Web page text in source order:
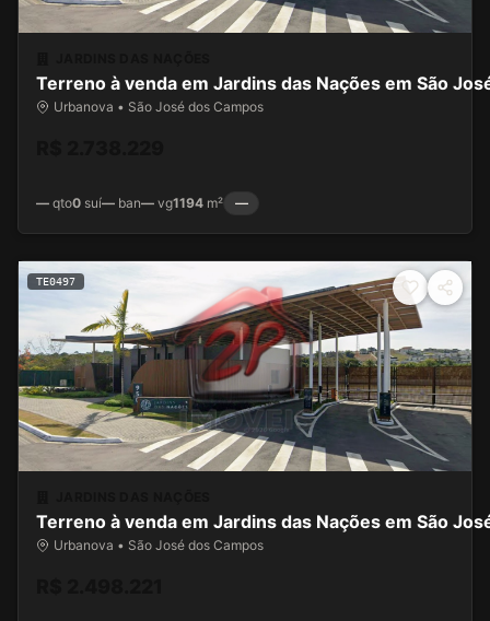
Terreno à venda em Jardins das Nações em São
Urbanova • São José dos Campos
— qto0 suí— ban— vg1194 m² —
TE0497
Terreno à venda em Jardins das Nações em São
Urbanova • São José dos Campos